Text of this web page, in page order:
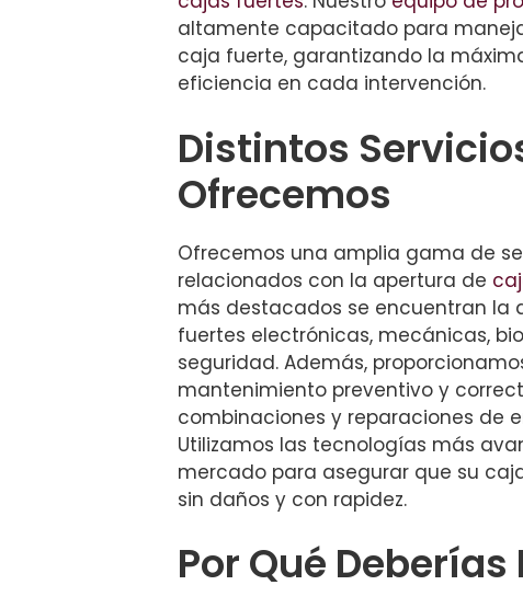
altamente capacitado para
caja fuerte, garantizando la
eficiencia en cada intervención.
Distintos
Ofrecemos
Ofrecemos una amplia gama de
relacionados con la apertura de
más destacados se encuentran la
fuertes electrónicas, mecánicas,
seguridad. Además,
mantenimiento preventivo y
combinaciones y reparaciones de
Utilizamos las tecnologías más
mercado para asegurar que su
sin daños y con rapidez.
Por Qué Deberías